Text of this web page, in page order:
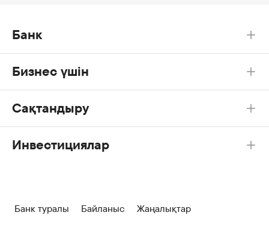
Банк
Бизнес үшін
Сақтандыру
Инвестициялар
Банк туралы Байланыс
Жаңалықтар